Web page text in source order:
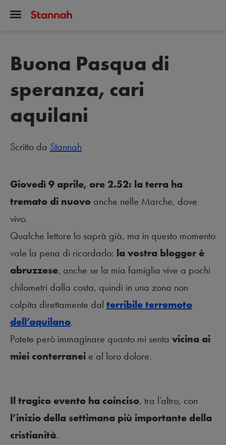
Buona Pasqua di
speranza, cari
aquilani
Scritto da Stannah
Giovedì 9 aprile, ore 2.52: la terra ha
tremato di nuovo anche nelle Marche, dove
vivo.
Qualche lettore lo saprà già, ma in questo momento
vale la pena di ricordarlo: la vostra blogger è
abruzzese, anche se la mia famiglia vive a pochi
chilometri dalla costa, quindi in una zona non
colpita direttamente dal terribile terremoto
dell’aquilano.
Potete però immaginare quanto mi senta vicina ai
miei conterranei e al loro dolore.
Il tragico evento ha coinciso, tra l’altro, con
l’inizio della settimana più importante della
cristianità.